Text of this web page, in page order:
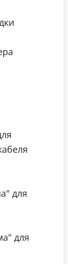
для
для